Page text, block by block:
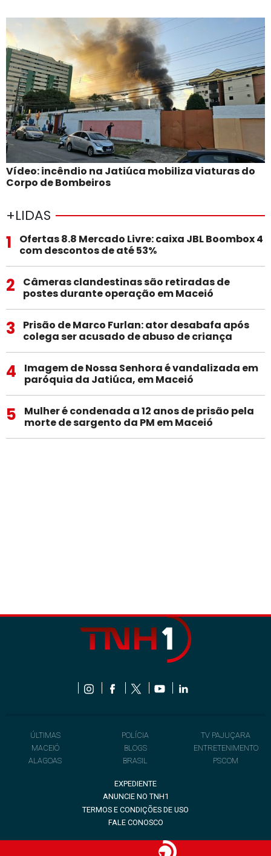
Vídeo: incêndio na Jatiúca mobiliza viaturas do
Corpo de Bombeiros
+LIDAS
1
Ofertas 8.8 Mercado Livre: caixa JBL Boombox 4
com descontos de até 53%
2
Câmeras clandestinas são retiradas de
postes durante operação em Maceió
3
Prisão de Marco Furlan: ator desabafa após
colega ser acusado de abuso de criança
4
Imagem de Nossa Senhora é vandalizada em
paróquia da Jatiúca, em Maceió
5
Mulher é condenada a 12 anos de prisão pela
morte de sargento da PM em Maceió
ÚLTIMAS
MACEIÓ
ALAGOAS
POLÍCIA
BLOGS
BRASIL
TV PAJUÇARA
ENTRETENIMENTO
PSCOM
EXPEDIENTE
ANUNCIE NO TNH1
TERMOS E CONDIÇÕES DE USO
FALE CONOSCO